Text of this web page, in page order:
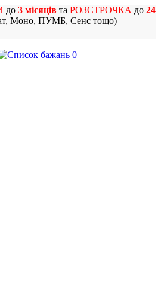
до 3 місяців та РОЗСТРОЧКА до 24
Моно, ПУМБ, Сенс тощо)
0